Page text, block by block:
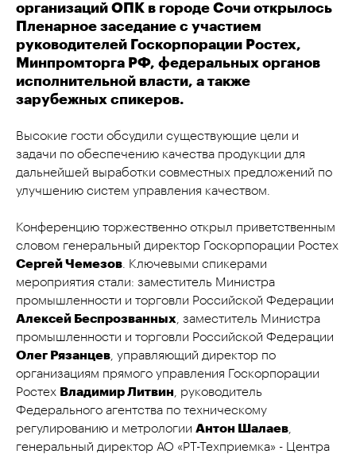
организаций ОПК в городе Сочи открылось
Пленарное заседание с участием
руководителей Госкорпорации Ростех,
Минпромторга РФ, федеральных органов
исполнительной власти, а также
зарубежных спикеров.
Высокие гости обсудили существующие цели и
задачи по обеспечению качества продукции для
дальнейшей выработки совместных предложений по
улучшению систем управления качеством.
Конференцию торжественно открыл приветственным
словом генеральный директор Госкорпорации Ростех
Сергей Чемезов. Ключевыми спикерами
мероприятия стали: заместитель Министра
промышленности и торговли Российской Федерации
Алексей Беспрозванных, заместитель Министра
промышленности и торговли Российской Федерации
Олег Рязанцев, управляющий директор по
организациям прямого управления Госкорпорации
Ростех Владимир Литвин, руководитель
Федерального агентства по техническому
регулированию и метрологии Антон Шалаев,
генеральный директор АО «РТ-Техприемка» - Центра